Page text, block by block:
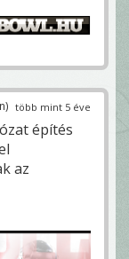
több mint 5 éve
építés
az